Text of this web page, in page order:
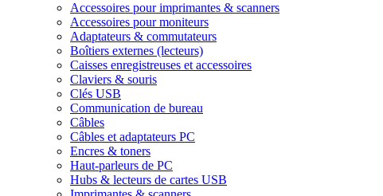
Accessoires pour imprimantes & scanners
Accessoires pour moniteurs
Adaptateurs & commutateurs
Boîtiers externes (lecteurs)
Caisses enregistreuses et accessoires
Claviers & souris
Clés USB
Communication de bureau
Câbles
Câbles et adaptateurs PC
Encres & toners
Haut-parleurs de PC
Hubs & lecteurs de cartes USB